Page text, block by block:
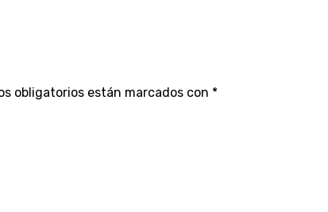
obligatorios están marcados con *